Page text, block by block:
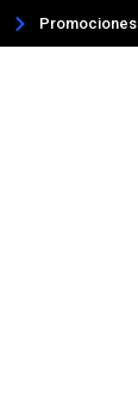
Promociones